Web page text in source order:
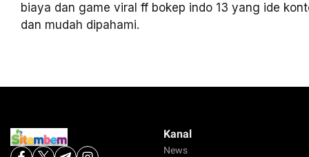
biaya dan game viral ff bokep indo 13 yang ide
dan mudah dipahami.
Kanal
News